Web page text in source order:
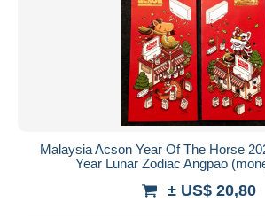
Malaysia Acson Year Of The Horse
Year Lunar Zodiac Angpao
± US$ 20,80